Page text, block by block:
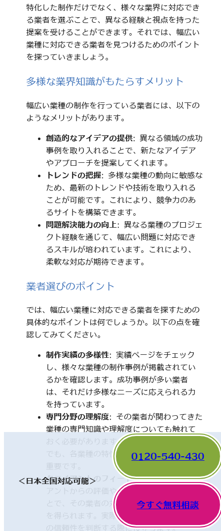
特化した制作だけでなく、様々な業界に対応でき
る業者を選ぶことで、異なる経験と視点を持った
提案を受けることができます。それでは、幅広い
業種に対応できる業者を見つけるためのポイント
を探っていきましょう。
多様な業界知識がもたらすメリット
幅広い業種の制作を行っている業者には、以下の
ようなメリットがあります。
創造的なアイデアの提供: 異なる領域の成功
事例を取り入れることで、新たなアイデア
やアプローチを提案してくれます。
トレンドの把握: 多様な業種の動向に敏感な
ため、最新のトレンドや技術を取り入れる
ことが可能です。これにより、競争力のあ
るサイトを構築できます。
問題解決能力の向上: 異なる業種のプロジェ
クト経験を通じて、幅広い問題に対応でき
るスキルが培われています。これにより、
柔軟な対応が期待できます。
業者選びのポイント
では、幅広い業種に対応できる業者を探すための
具体的なポイントは何でしょうか。以下の点を確
認してみてください。
制作実績の多様性: 実績ページをチェック
し、様々な業種の制作事例が掲載されてい
るかを確認します。成功事例が多い業者
は、それだけ多様なニーズに応えられる力
を持っています。
専門分野の理解度: その業者が関わってきた
業種の専門知識や理解度についても触れて
おく必要があります。一見、異なった分野
でも、各業種の特性を理解していることが
クライアントのフィードバック: 他のクライ
アントからの評価やレビューを確認するこ
とで、その業者の対応や成果に関する情報
を得られます。実際の利用者の声は、業者
の信頼性を判断する際に役立ちます。
＜日本全国対応可能＞
0120-540-430
今すぐ無料相談